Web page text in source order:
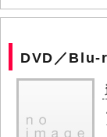
DVD／Blu-